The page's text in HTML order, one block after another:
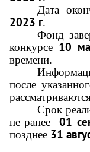
Дата
2023 г.
Фонд
конкурсе 10
времени.
после
Срок
не ранее 01
позднее 31